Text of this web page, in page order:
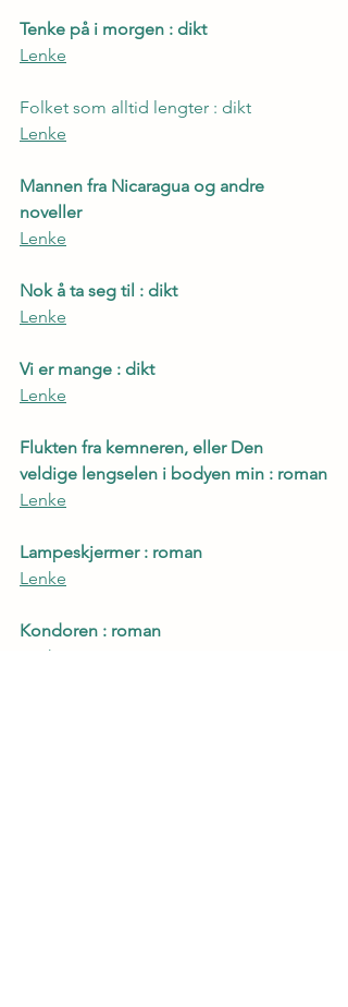
Tenke på i morgen : dikt
Lenke
Folket som alltid lengter : dikt
Lenke
Mannen fra Nicaragua og andre
noveller
Lenke
Nok å ta seg til : dikt
Lenke
Vi er mange : dikt
Lenke
Flukten fra kemneren, eller Den
veldige lengselen i bodyen min : roman
Lenke
Lampeskjermer : roman
Lenke
Kondoren : roman
Lenke